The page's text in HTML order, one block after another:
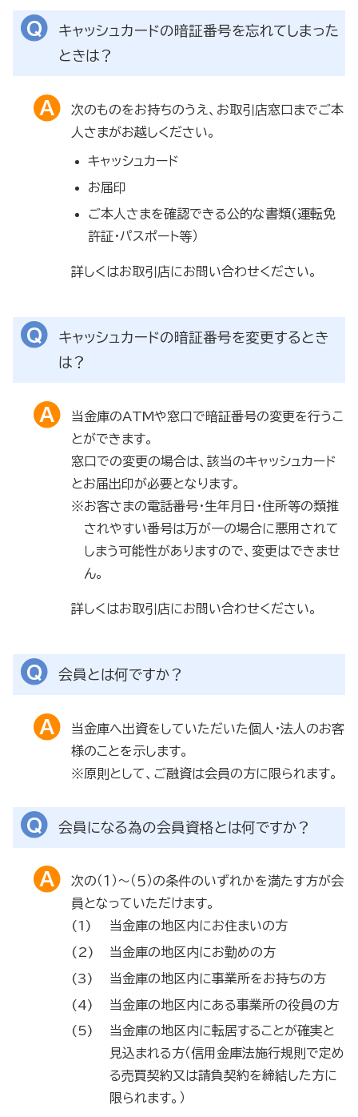
キャッシュカードの暗証番号を忘れてしまった
ときは？
次のものをお持ちのうえ、お取引店窓口までご本
人さまがお越しください。
キャッシュカード
お届印
ご本人さまを確認できる公的な書類(運転免
許証・パスポート等）
詳しくはお取引店にお問い合わせください。
キャッシュカードの暗証番号を変更するとき
は？
当金庫のATMや窓口で暗証番号の変更を行うこ
とができます。
窓口での変更の場合は、該当のキャッシュカード
とお届出印が必要となります。
※お客さまの電話番号・生年月日・住所等の類推
されやすい番号は万が一の場合に悪用されて
しまう可能性がありますので、変更はできませ
ん。
詳しくはお取引店にお問い合わせください。
会員とは何ですか？
当金庫へ出資をしていただいた個人・法人のお客
様のことを示します。
※原則として、ご融資は会員の方に限られます。
会員になる為の会員資格とは何ですか？
次の（１）～（５）の条件のいずれかを満たす方が会
員となっていただけます。
当金庫の地区内にお住まいの方
当金庫の地区内にお勤めの方
当金庫の地区内に事業所をお持ちの方
当金庫の地区内にある事業所の役員の方
当金庫の地区内に転居することが確実と
見込まれる方（信用金庫法施行規則で定め
る売買契約又は請負契約を締結した方に
限られます。）